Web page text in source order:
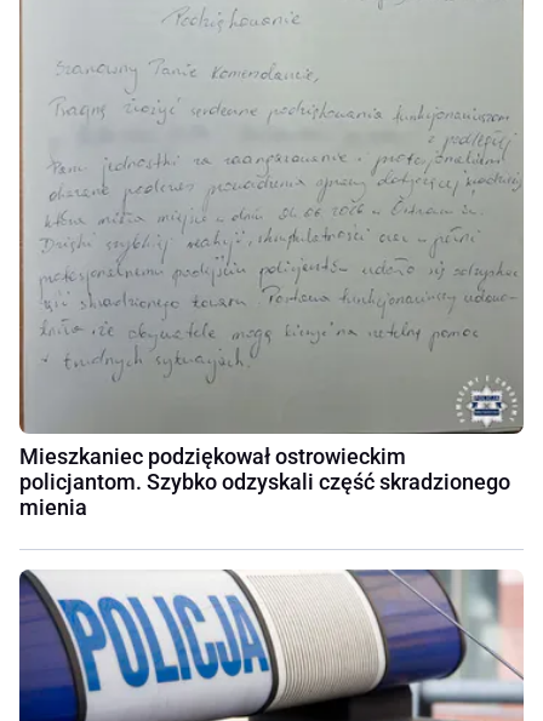
Mieszkaniec podziękował ostrowieckim
policjantom. Szybko odzyskali część skradzionego
mienia